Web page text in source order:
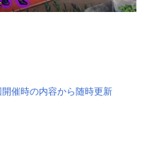
催時の内容から随時更新